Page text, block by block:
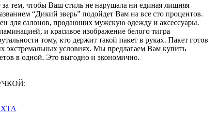
тем, чтобы Ваш стиль не нарушала ни единая лишняя
“Дикий зверь” подойдет Вам на все сто процентов.
для салонов, продающих мужскую одежду и аксессуары.
и красивое изображение белого тигра
тому, кто держит такой пакет в руках. Пакет готов
условиях. Мы предлагаем Вам купить
в одной. Это выгодно и экономично.